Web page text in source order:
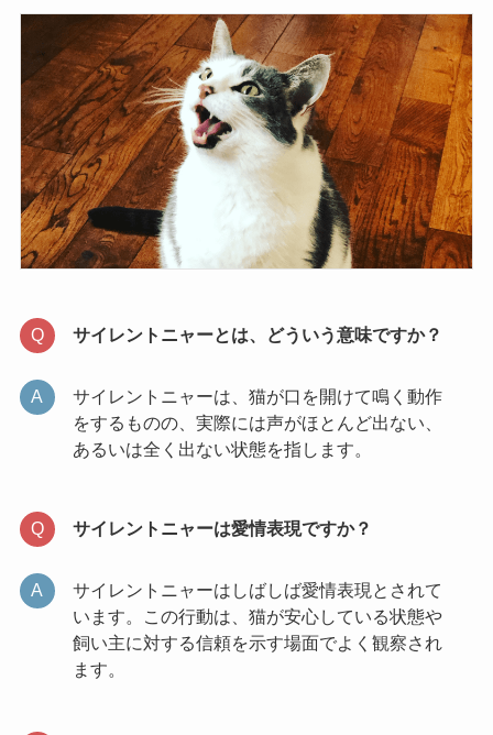
サイレントニャーとは、どういう意味ですか？
サイレントニャーは、猫が口を開けて鳴く動作
をするものの、実際には声がほとんど出ない、
あるいは全く出ない状態を指します。
サイレントニャーは愛情表現ですか？
サイレントニャーはしばしば愛情表現とされて
います。この行動は、猫が安心している状態や
飼い主に対する信頼を示す場面でよく観察され
ます。